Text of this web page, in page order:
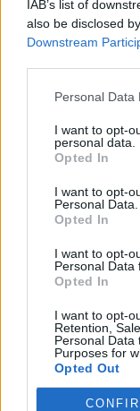
IAB’s list of
also be disclosed
Downstream
Personal Data
I want to opt-
personal data.
Opted In
I want to opt-
Personal Data.
Opted In
I want to opt-
Personal Data
Opted In
I want to opt-
Retention,
Personal Data
Purposes for
Opted Out
Döntöttek: már
Európai Unióban
Az Egyesült
éveseket, már több
koronavírus elleni
engedélyezésére.
Közoktatás
Akár napokon
koronavírus elleni
A Semmelweis
megérkezhet az
oltásához.
Közoktatás
Csik Veronika